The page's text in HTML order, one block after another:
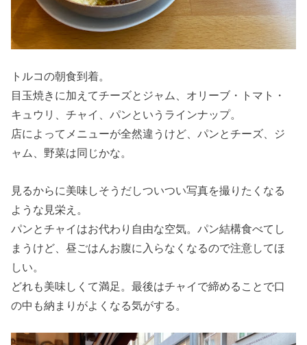
トルコの朝食到着。
目玉焼きに加えてチーズとジャム、オリーブ・トマト・
キュウリ、チャイ、パンというラインナップ。
店によってメニューが全然違うけど、パンとチーズ、ジ
ャム、野菜は同じかな。
見るからに美味しそうだしついつい写真を撮りたくなる
ような見栄え。
パンとチャイはお代わり自由な空気。パン結構食べてし
まうけど、昼ごはんお腹に入らなくなるので注意してほ
しい。
どれも美味しくて満足。最後はチャイで締めることで口
の中も納まりがよくなる気がする。